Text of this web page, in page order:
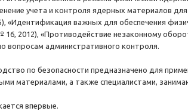
учета и контроля ядерных материалов
«Идентификация важных для обеспечения
16, 2012), «Противодействие незаконному
вопросам административного контроля.
по безопасности предназначено для
материалами, а также специалистами,
впервые.